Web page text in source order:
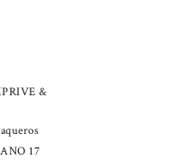
&
17